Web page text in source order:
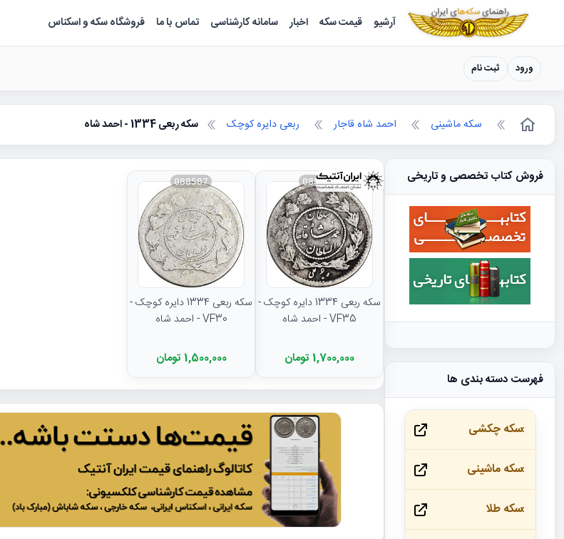
سکه ها ؛ راهنمای سکه شناسی
آرشیو قیمت سکه اخبار سامانه کارشناسی تماس با ما فروشگاه سکه و اسکناس
ورود ثبت نام
سکه ماشینی احمد شاه قاجار ربعی دایره کوچک سکه ربعی 1334 - احمد شاه
088506
سکه ربعی 1334 دایره کوچک -
VF35 - احمد شاه
1,700,000 تومان
088507
سکه ربعی 1334 دایره کوچک -
VF30 - احمد شاه
1,500,000 تومان
فروش کتاب تخصصی و تاریخی
فهرست دسته بندی ها
سکه چکشی
سکه ماشینی
سکه طلا